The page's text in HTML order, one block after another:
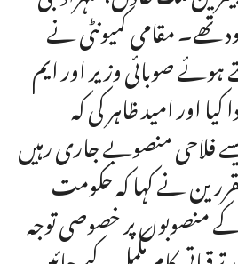
تھے۔ مقامی کمیونٹی نے
صوبائی وزیر اور ایم
اور امید ظاہر کی کہ
فلاحی منصوبے جاری رہیں
نے کہا کہ حکومت
منصوبوں پر خصوصی توجہ